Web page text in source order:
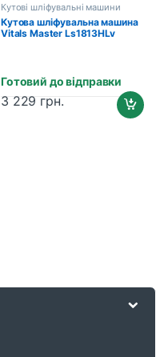
Кутові шліфувальні машини
Кутова шліфувальна машина
Vitals Master Ls1813HLv
Готовий до відправки
3 229 грн.